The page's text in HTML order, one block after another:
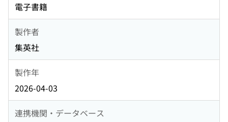
電子書籍
製作者
集英社
製作年
2026-04-03
連携機関・データベース